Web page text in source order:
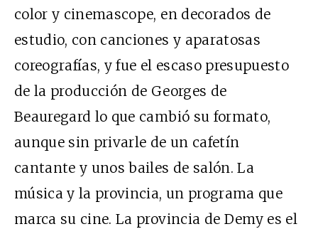
color y cinemascope, en decorados de
estudio, con canciones y aparatosas
coreografías, y fue el escaso presupuesto
de la producción de Georges de
Beauregard lo que cambió su formato,
aunque sin privarle de un cafetín
cantante y unos bailes de salón. La
música y la provincia, un programa que
marca su cine. La provincia de Demy es el